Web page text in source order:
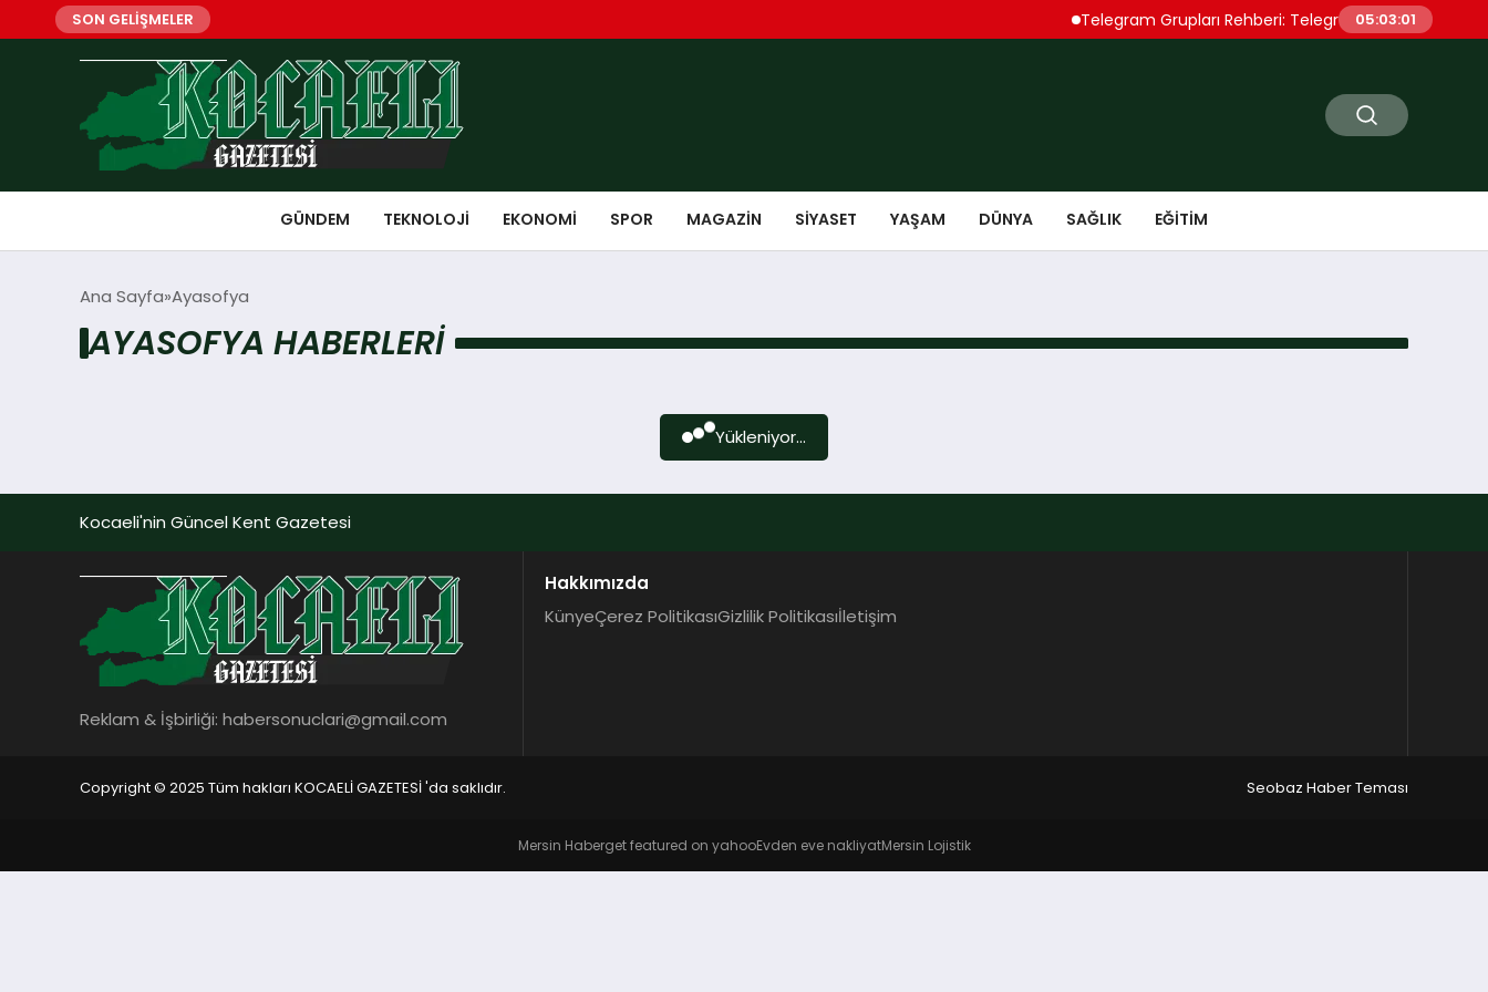
SON GELİŞMELER Telegram Grupları Rehberi: Telegram’da İlgi Çekici
05:03:01
GÜNDEM TEKNOLOJI EKONOMI SPOR MAGAZIN SIYASET YAŞAM DÜNYA SAĞLIK EĞITIM
Ana Sayfa Ayasofya
AYASOFYA HABERLERI
Yükleniyor...
Kocaeli'nin Güncel Kent Gazetesi
Reklam & İşbirliği: habersonuclari@gmail.com
Hakkımızda
KünyeÇerez PolitikasıGizlilik Politikasıİletişim
Copyright © 2025 Tüm hakları KOCAELİ GAZETESİ 'da saklıdır. Seobaz Haber Teması
Mersin Haberget featured on yahooEvden eve nakliyatMersin Lojistik